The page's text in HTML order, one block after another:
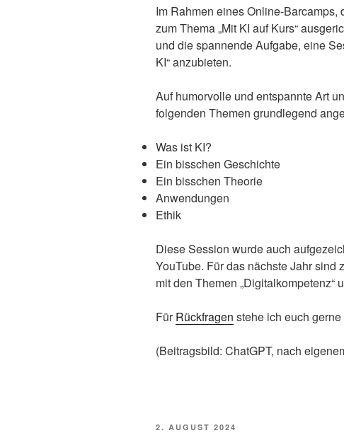
Im Rahmen eines Online-Barcamps,
zum Thema „Mit KI auf Kurs“
und die spannende Aufgabe, eine
KI“ anzubieten.
Auf humorvolle und entspannte Art
folgenden Themen grundlegend
Was ist KI?
Ein bisschen Geschichte
Ein bisschen Theorie
Anwendungen
Ethik
Diese Session wurde auch
YouTube. Für das nächste Jahr
mit den Themen „Digitalkompetenz“
FürRückfragen stehe ich euch
(Beitragsbild: ChatGPT, nach
VERÖFFENTLICHT
2. AUGUST 2024